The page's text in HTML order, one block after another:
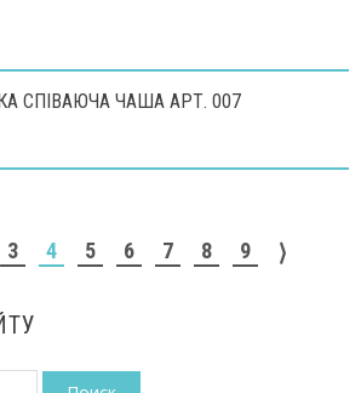
СПІВАЮЧА ЧАША АРТ. 007
3 4 5 6 7 8 9 ⟩